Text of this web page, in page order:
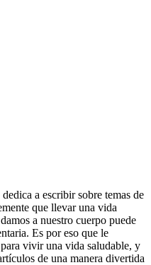
a escribir sobre temas de
que llevar una vida
a nuestro cuerpo puede
Es por eso que le
vivir una vida saludable, y
de una manera divertida